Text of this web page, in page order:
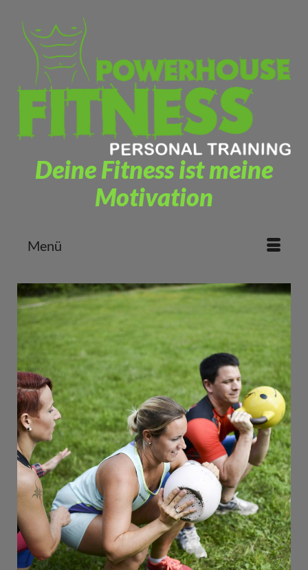
Deine Fitness ist meine
Motivation
Menü